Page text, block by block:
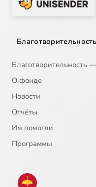
Благотворительность
О фонде
Новости
Отчёты
Им помогли
Программы